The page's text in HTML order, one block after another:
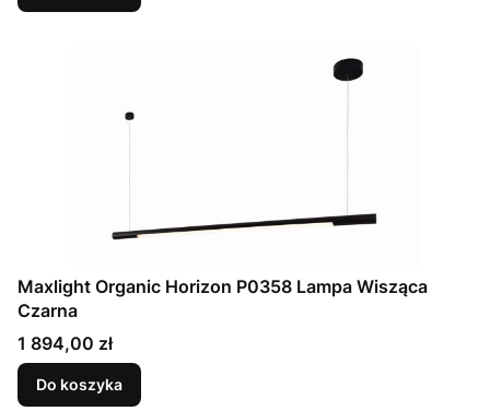
Maxlight Organic Horizon P0358 Lampa Wisząca
Czarna
Cena
1 894,00 zł
Do koszyka